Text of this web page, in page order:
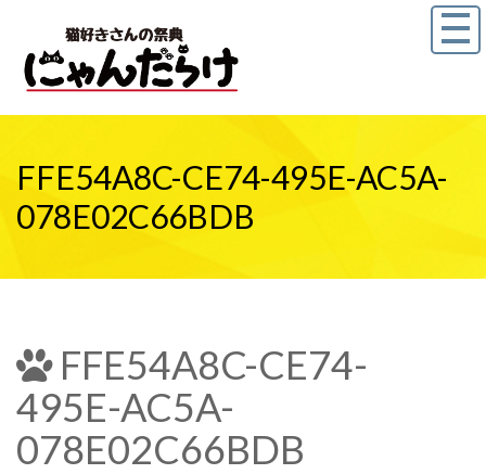
FFE54A8C-CE74-495E-AC5A-
078E02C66BDB
FFE54A8C-CE74-
495E-AC5A-
078E02C66BDB